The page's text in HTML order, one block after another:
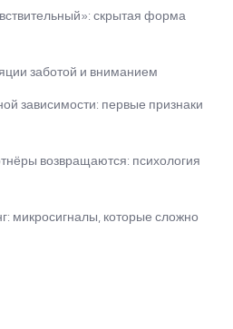
скрытая форма
заботой и вниманием
зависимости: первые признаки
возвращаются: психология
микросигналы, которые сложно